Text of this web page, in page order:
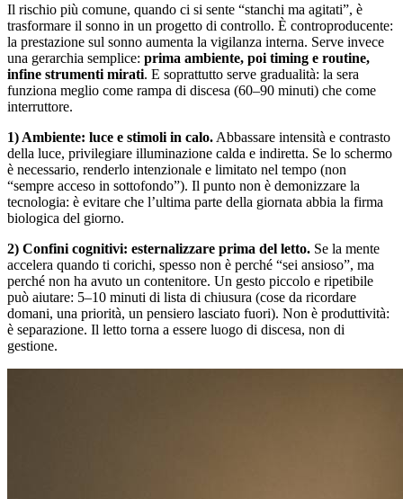
Il rischio più comune, quando ci si sente “stanchi ma agitati”, è
trasformare il sonno in un progetto di controllo. È controproducente:
la prestazione sul sonno aumenta la vigilanza interna. Serve invece
una gerarchia semplice: prima ambiente, poi timing e routine,
infine strumenti mirati. E soprattutto serve gradualità: la sera
funziona meglio come rampa di discesa (60–90 minuti) che come
interruttore.
1) Ambiente: luce e stimoli in calo. Abbassare intensità e contrasto
della luce, privilegiare illuminazione calda e indiretta. Se lo schermo
è necessario, renderlo intenzionale e limitato nel tempo (non
“sempre acceso in sottofondo”). Il punto non è demonizzare la
tecnologia: è evitare che l’ultima parte della giornata abbia la firma
biologica del giorno.
2) Confini cognitivi: esternalizzare prima del letto. Se la mente
accelera quando ti corichi, spesso non è perché “sei ansioso”, ma
perché non ha avuto un contenitore. Un gesto piccolo e ripetibile
può aiutare: 5–10 minuti di lista di chiusura (cose da ricordare
domani, una priorità, un pensiero lasciato fuori). Non è produttività:
è separazione. Il letto torna a essere luogo di discesa, non di
gestione.